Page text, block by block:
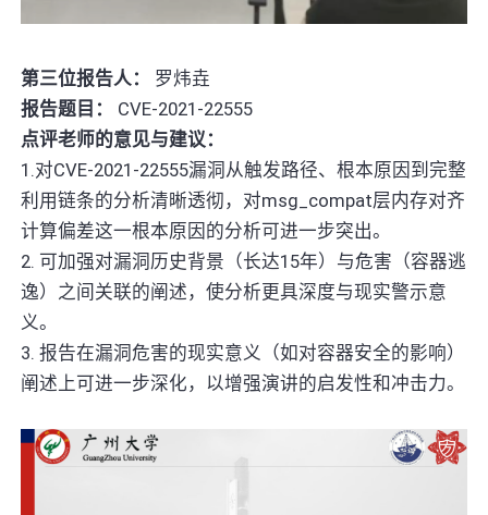
第三位报告人：
罗炜垚
报告题目：
CVE-2021-22555
点评老师的意见与建议：
1.对CVE-2021-22555漏洞从触发路径、根本原因到完整
利用链条的分析清晰透彻，对msg_compat层内存对齐
计算偏差这一根本原因的分析可进一步突出。
2. 可加强对漏洞历史背景（长达15年）与危害（容器逃
逸）之间关联的阐述，使分析更具深度与现实警示意
义。
3. 报告在漏洞危害的现实意义（如对容器安全的影响）
阐述上可进一步深化，以增强演讲的启发性和冲击力。